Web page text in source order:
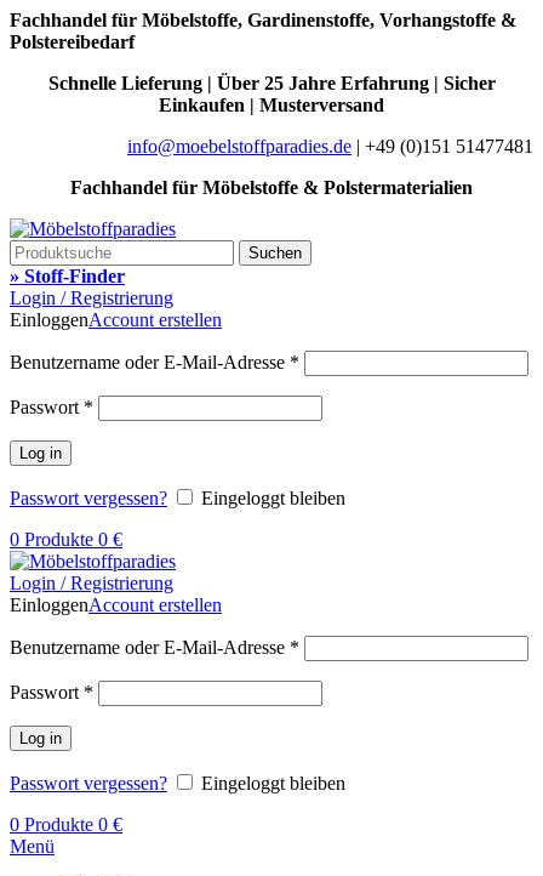
Fachhandel für Möbelstoffe, Gardinenstoffe, Vorhangstoffe &
Polstereibedarf
Schnelle Lieferung | Über 25 Jahre Erfahrung | Sicher
Einkaufen | Musterversand
info@moebelstoffparadies.de | +49 (0)151 51477481
Fachhandel für Möbelstoffe & Polstermaterialien
Suchen
» Stoff-Finder
Login / Registrierung
EinloggenAccount erstellen
Benutzername oder E-Mail-Adresse *
Passwort *
Log in
Passwort vergessen?
Eingeloggt bleiben
0 Produkte 0 €
Login / Registrierung
EinloggenAccount erstellen
Benutzername oder E-Mail-Adresse *
Passwort *
Log in
Passwort vergessen?
Eingeloggt bleiben
0 Produkte 0 €
Menü